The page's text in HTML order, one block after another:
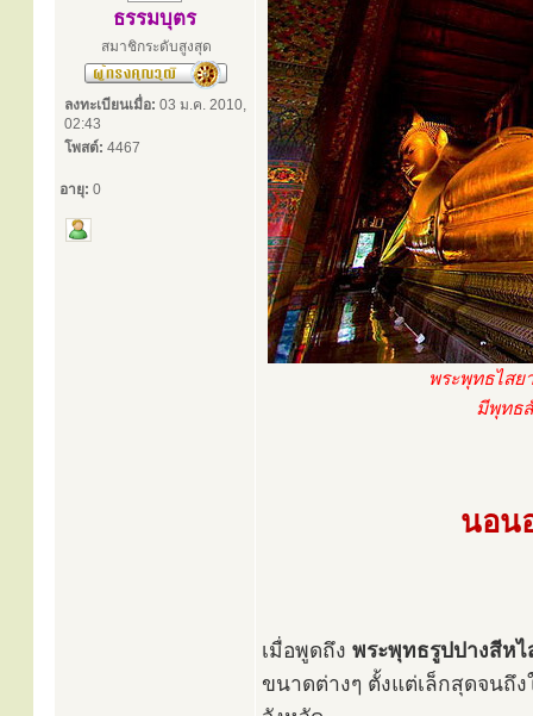
ธรรมบุตร
สมาชิกระดับสูงสุด
ลงทะเบียนเมื่อ: 03 ม.ค. 2010,
02:43
โพสต์: 4467
อายุ: 0
พระพุทธไส
มีพุทธ
นอน
เมื่อพูดถึง พระพุทธรูปปางสีห
ขนาดต่างๆ ตั้งแต่เล็กสุดจนถึ